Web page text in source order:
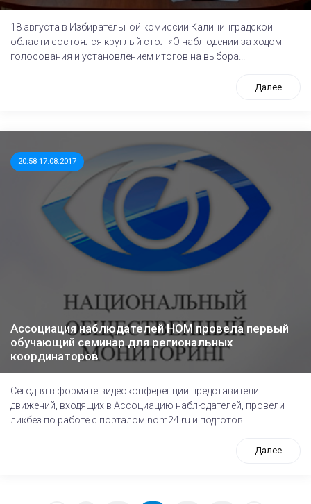
18 августа в Избирательной комиссии Калининградской
области состоялся круглый стол «О наблюдении за ходом
голосования и установлением итогов на выбора...
Далее
20:58 17.08.2017
Ассоциация наблюдателей НОМ провела первый
обучающий семинар для региональных
координаторов
Сегодня в формате видеоконференции представители
движений, входящих в Ассоциацию наблюдателей, провели
ликбез по работе с порталом nom24.ru и подготов...
Далее